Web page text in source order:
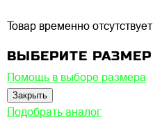
Товар временно отсутствует
ВЫБЕРИТЕ РАЗМЕР
Помощь в выборе размера
Закрыть
Подобрать аналог